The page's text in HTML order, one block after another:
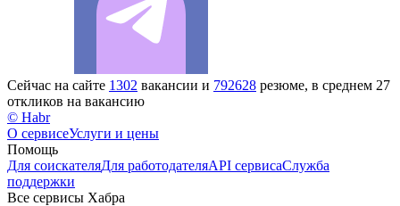
Сейчас на сайте 1302 вакансии и 792628 резюме, в среднем 27
откликов на вакансию
© Habr
О сервисеУслуги и цены
Помощь
Для соискателяДля работодателяAPI сервисаСлужба
поддержки
Все сервисы Хабра